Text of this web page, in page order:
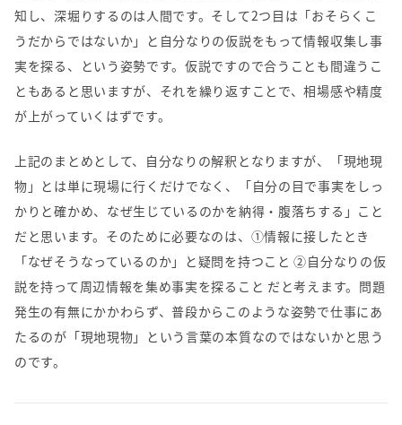
知し、深堀りするのは人間です。そして2つ目は「おそらくこ
うだからではないか」と自分なりの仮説をもって情報収集し事
実を探る、という姿勢です。仮説ですので合うことも間違うこ
ともあると思いますが、それを繰り返すことで、相場感や精度
が上がっていくはずです。
上記のまとめとして、自分なりの解釈となりますが、「現地現
物」とは単に現場に行くだけでなく、「自分の目で事実をしっ
かりと確かめ、なぜ生じているのかを納得・腹落ちする」こと
だと思います。そのために必要なのは、①情報に接したとき
「なぜそうなっているのか」と疑問を持つこと ②自分なりの仮
説を持って周辺情報を集め事実を探ること だと考えます。問題
発生の有無にかかわらず、普段からこのような姿勢で仕事にあ
たるのが「現地現物」という言葉の本質なのではないかと思う
のです。